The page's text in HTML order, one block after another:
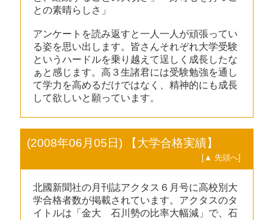
との素晴らしさ」
アンケートを読み返すと一人一人が頑張ってい
る姿を思い出します。皆さんそれぞれ大学受験
というハードルを乗り越えて逞しく成長したな
ぁと感じます。高３生諸君には受験勉強を通し
て学力を高めるだけではなく、精神的にも成長
して欲しいと願っています。
(2008年06月05日) 【大学合格実績】
[▲ 先頭へ]
北國新聞社の月刊誌アクタス６月号に高校別大
学合格者数が掲載されています。アクタスのタ
イトルは「金大 石川勢の比率大幅減」で、石